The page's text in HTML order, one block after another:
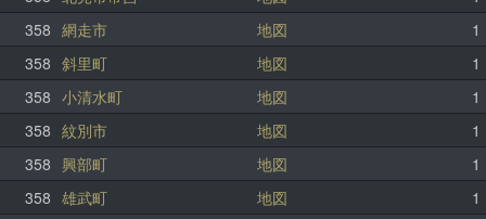
358 網走市 地図
1
358 斜里町 地図
1
358 小清水町 地図
1
358 紋別市 地図
1
358 興部町 地図
1
358 雄武町 地図
1